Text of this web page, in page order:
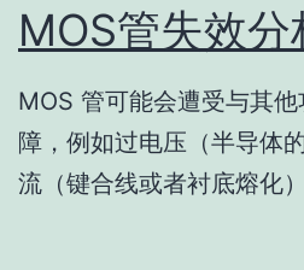
MOS管失效分
MOS 管可能会遭受与其
障，例如过电压（半导体
流（键合线或者衬底熔化